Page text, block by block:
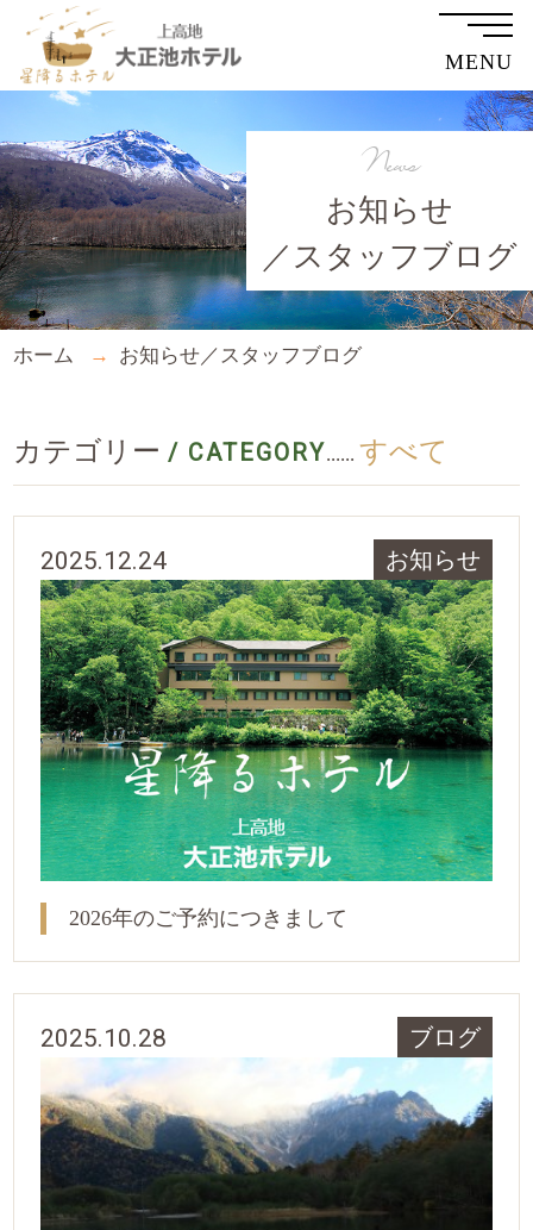
MENU
お知らせ
／スタッフブログ
News
ホーム お知らせ／スタッフブログ
カテゴリー / CATEGORY...... すべて
2025.12.24 お知らせ
2026年のご予約につきまして
2025.10.28 ブログ